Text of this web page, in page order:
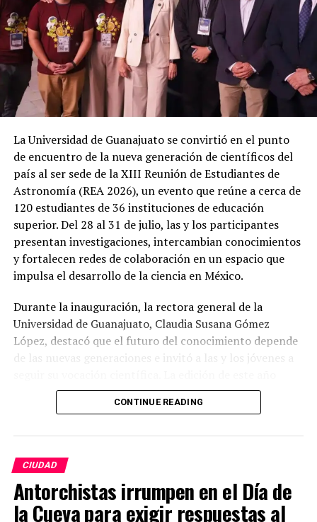
La Universidad de Guanajuato se convirtió en el punto
de encuentro de la nueva generación de científicos del
país al ser sede de la XIII Reunión de Estudiantes de
Astronomía (REA 2026), un evento que reúne a cerca de
120 estudiantes de 36 instituciones de educación
superior. Del 28 al 31 de julio, las y los participantes
presentan investigaciones, intercambian conocimientos
y fortalecen redes de colaboración en un espacio que
impulsa el desarrollo de la ciencia en México.
Durante la inauguración, la rectora general de la
Universidad de Guanajuato, Claudia Susana Gómez
López, destacó que el futuro del conocimiento depende
de las nuevas generaciones e invitó a las y los jóvenes a
incluye un programa con 85 ponencias, charlas
magistrales y presentación de carteles científicos,
la astronomía.
Como parte de las actividades de divulgación, la
Universidad abrió las puertas del Observatorio
CONTINUE READING
CIUDAD
Antorchistas irrumpen en el Día de
la Cueva para exigir respuestas al